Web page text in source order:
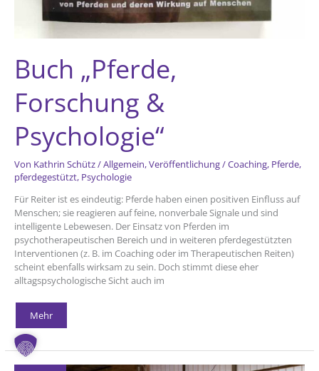
Buch „Pferde,
Forschung &
Psychologie“
Von Kathrin Schütz/Allgemein,Veröffentlichung/Coaching, Pferde,
pferdegestützt, Psychologie
Für Reiter ist es eindeutig: Pferde haben einen positiven Einfluss auf
Menschen; sie reagieren auf feine, nonverbale Signale und sind
intelligente Lebewesen. Der Einsatz von Pferden im
psychotherapeutischen Bereich und in weiteren pferdegestützten
Interventionen (z. B. im Coaching oder im Therapeutischen Reiten)
scheint ebenfalls wirksam zu sein. Doch stimmt diese eher
alltagspsychologische Sicht auch im
Buch
„Pferde,
Forschung
&
Psychologie“
Mehr